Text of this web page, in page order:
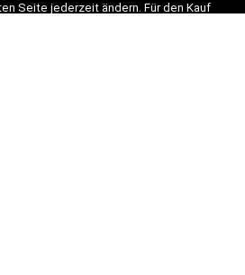
Seite jederzeit ändern. Für den Kauf